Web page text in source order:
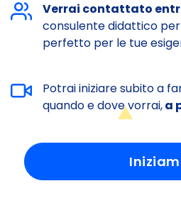
Verrai contattato
consulente didattico
perfetto per le tue
Potrai iniziare subito a
quando e dove vorrai,a